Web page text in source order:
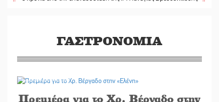
ΓΑΣΤΡΟΝΟΜΙΑ
Πρεμιέρα για το Χρ. Βέργαδο στην